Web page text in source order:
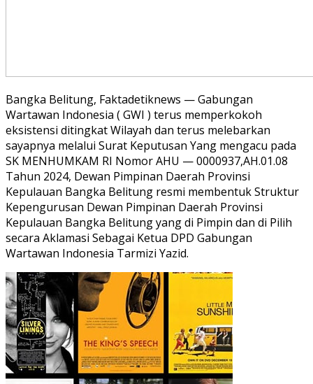
Bangka Belitung, Faktadetiknews — Gabungan
Wartawan Indonesia ( GWI ) terus memperkokoh
eksistensi ditingkat Wilayah dan terus melebarkan
sayapnya melalui Surat Keputusan Yang mengacu pada
SK MENHUMKAM RI Nomor AHU — 0000937,AH.01.08
Tahun 2024, Dewan Pimpinan Daerah Provinsi
Kepulauan Bangka Belitung resmi membentuk Struktur
Kepengurusan Dewan Pimpinan Daerah Provinsi
Kepulauan Bangka Belitung yang di Pimpin dan di Pilih
secara Aklamasi Sebagai Ketua DPD Gabungan
Wartawan Indonesia Tarmizi Yazid.